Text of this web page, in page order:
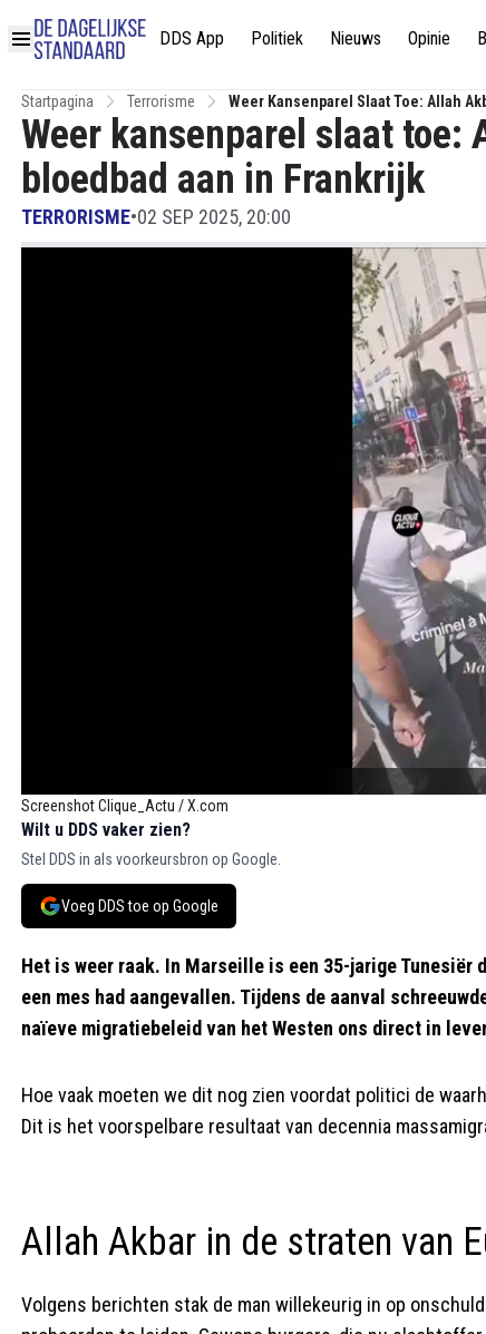
DDS App Politiek Nieuws Opinie
Startpagina Terrorisme Weer Kansenparel Slaat Toe: Allah
Screenshot Clique_Actu / X.com
Weer kansenparel slaat
bloedbad aan in Frankrijk
TERRORISME•02 SEP 2025, 20:00
Wilt u DDS vaker zien?
Stel DDS in als voorkeursbron op Google.
Voeg DDS toe op Google
Het is weer raak. In Marseille is een 35-jarige Tunesiër
een mes had aangevallen. Tijdens de aanval
naïeve migratiebeleid van het Westen ons direct in
Hoe vaak moeten we dit nog zien voordat politici de
Dit is het voorspelbare resultaat van decennia
Allah Akbar in de straten van
Volgens berichten stak de man willekeurig in op